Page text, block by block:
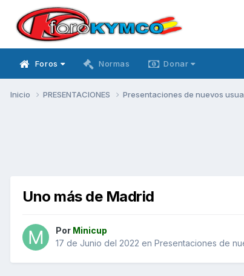
Foros Normas Donar
Inicio PRESENTACIONES Presentaciones de nuevos
Uno más de Madrid
Por Minicup
17 de Junio del 2022 en Presentaciones de